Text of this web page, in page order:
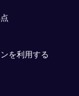
を利用する